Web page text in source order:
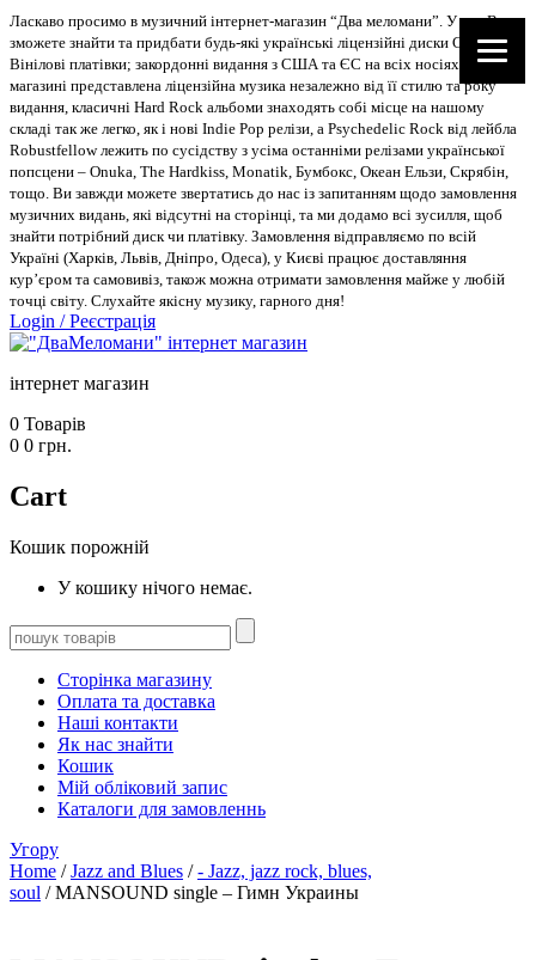
Ласкаво просимо в музичний інтернет-магазин “Два меломани”. У нас Ви
зможете знайти та придбати будь-які українські ліцензійні диски CD, DVD,
Вінілові платівки; закордонні видання з США та ЄС на всіх носіях. В
магазині представлена ліцензійна музика незалежно від її стилю та року
видання, класичні Hard Rock альбоми знаходять собі місце на нашому
складі так же легко, як і нові Indie Pop релізи, а Psychedelic Rock від лейбла
Robustfellow лежить по сусідству з усіма останніми релізами української
попсцени – Onuka, The Hardkiss, Monatik, Бумбокс, Океан Ельзи, Скрябін,
тощо. Ви завжди можете звертатись до нас із запитанням щодо замовлення
музичних видань, які відсутні на сторінці, та ми додамо всі зусилля, щоб
знайти потрібний диск чи платівку. Замовлення відправляємо по всій
Україні (Харків, Львів, Дніпро, Одеса), у Києві працює доставляння
кур’єром та самовивіз, також можна отримати замовлення майже у любій
точці світу. Слухайте якісну музику, гарного дня!
Login /Реєстрація
інтернет магазин
0 Товарів
0 0 грн.
Cart
Кошик порожній
У кошику нічого немає.
Сторінка магазину
Оплата та доставка
Наші контакти
Як нас знайти
Кошик
Мій обліковий запис
Каталоги для замовленнь
Угору
Home /Jazz and Blues /- Jazz, jazz rock, blues,
soul / MANSOUND single – Гимн Украины